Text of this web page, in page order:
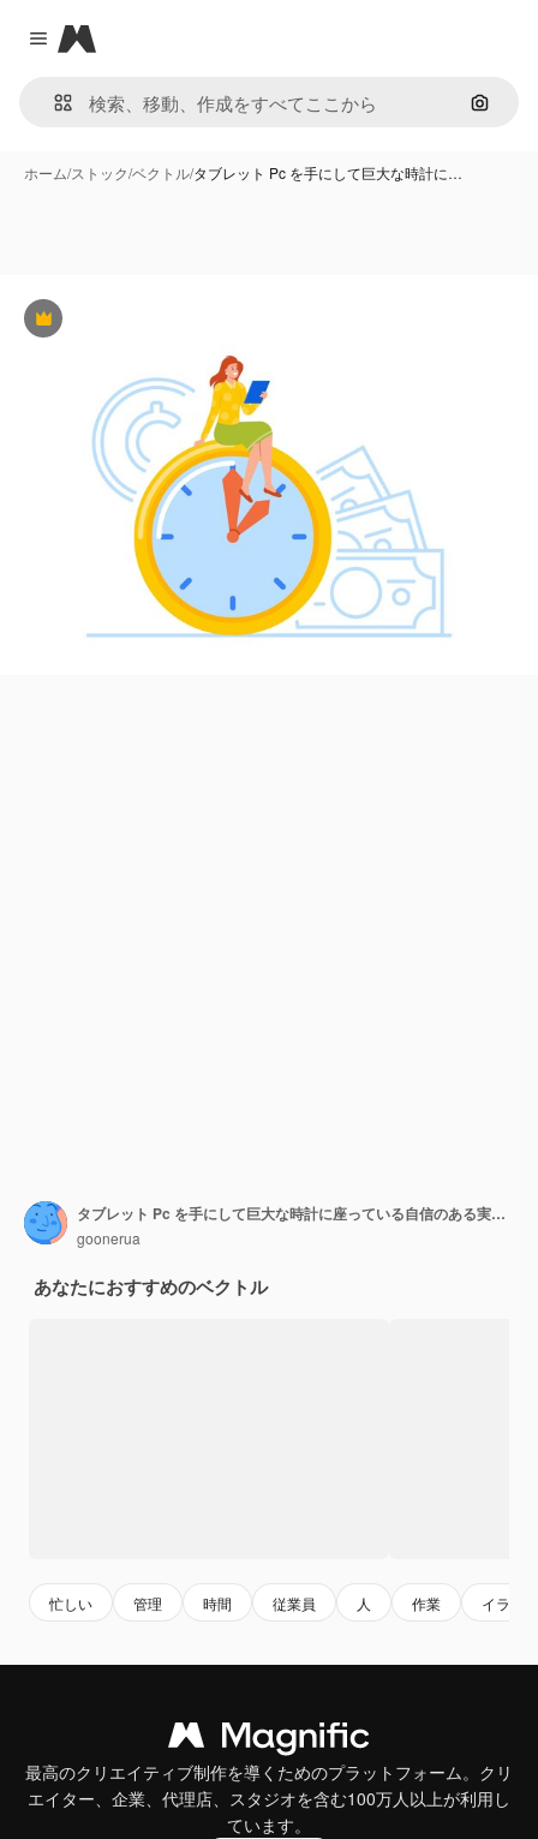
Close menu
Magnific
画像で
ホーム/ストック/ベクトル/タブレット Pc を手にして巨大な時計に…
Premium
タブレット Pc を手にして巨大な時計に座っている自信のある実業家作業プロセスにおける締め切り時間管理
goonerua
あなたにおすすめのベクトル
忙しい 管理 時間 従業員 人 作業 イラスト
最高のクリエイティブ制作を導くためのプラットフォーム。クリ
エイター、企業、代理店、スタジオを含む100万人以上が利用し
ています。